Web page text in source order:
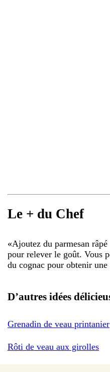
Le + du Chef
«Ajoutez du parmesan
pour relever le goût. Vous
du cognac pour obtenir
D’autres idées
Grenadin de veau printanier
Rôti de veau aux girolles